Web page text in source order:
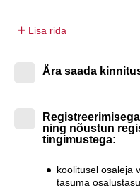
Lisa rida
Ära saada
ning nõustun
tingimustega:
koolitusel osaleja
tasuma